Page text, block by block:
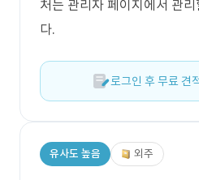
처는 관리자 페이지에서 관
다.
로그인 후 무료 견
유사도 높음 외주